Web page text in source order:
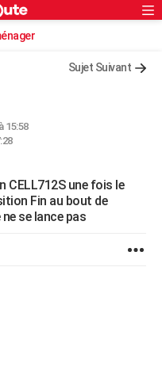
Sujet Suivant
15:58
CELL712S une fois le
Fin au bout de
se lance pas